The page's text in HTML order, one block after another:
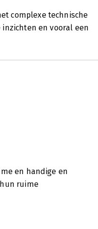
complexe technische
en vooral een
en handige en
ruime